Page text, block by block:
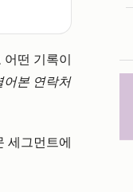
떤 기록이
어본 연락처
세그먼트에